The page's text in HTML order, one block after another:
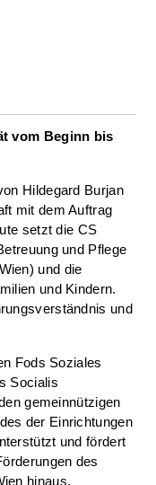
vom Beginn bis
Hildegard Burjan
mit dem Auftrag
setzt die CS
und Pflege
und die
und Kindern.
und
Fods Soziales
Socialis
gemeinnützigen
der Einrichtungen
und fördert
des
hinaus.